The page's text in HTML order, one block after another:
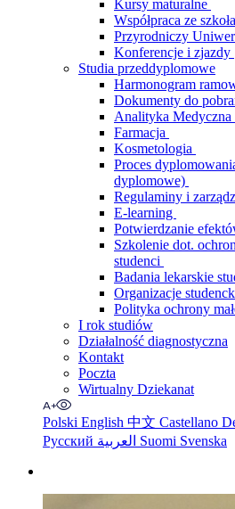
Kursy maturalne
Współpraca ze
Przyrodniczy
Konferencje i zjazdy
Studia przeddyplomowe
Harmonogram
Dokumenty do
Analityka Medyczna
Farmacja
Kosmetologia
Proces
dyplomowe)
Regulaminy i
E-learning
Potwierdzanie
Szkolenie dot.
studenci
Badania lekarskie
Organizacje
Polityka ochrony
I rok studiów
Działalność diagnostyczna
Kontakt
Poczta
Wirtualny Dziekanat
Polski English 中文 Castellano
Русский
Suomi Svenska